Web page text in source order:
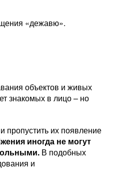
«дежавю».
объектов и живых
знакомых в лицо – но
их появление
иногда не могут
В подобных
и